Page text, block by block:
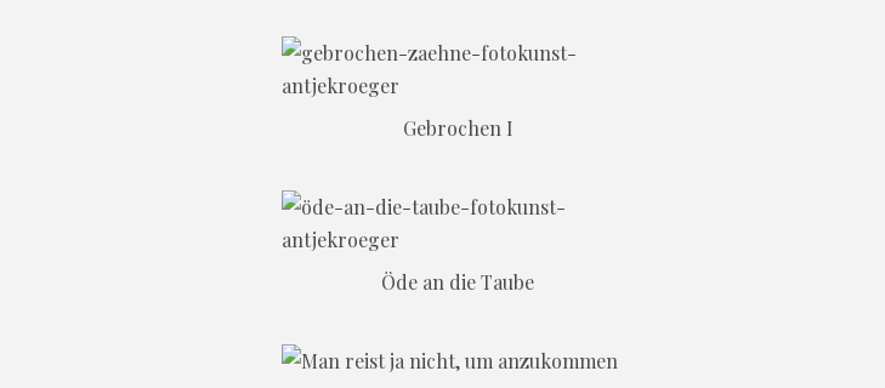
Gebrochen I
Öde an die Taube